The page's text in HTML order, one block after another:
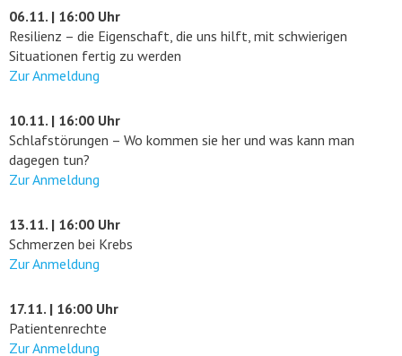
06.11. | 16:00 Uhr
Resilienz – die Eigenschaft, die uns hilft, mit schwierigen
Situationen fertig zu werden
Zur Anmeldung
10.11. | 16:00 Uhr
Schlafstörungen – Wo kommen sie her und was kann man
dagegen tun?
Zur Anmeldung
13.11. | 16:00 Uhr
Schmerzen bei Krebs
Zur Anmeldung
17.11. | 16:00 Uhr
Patientenrechte
Zur Anmeldung